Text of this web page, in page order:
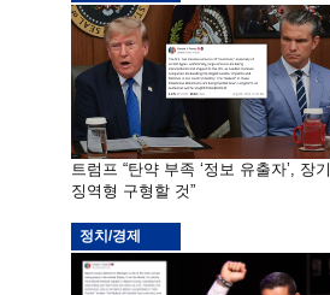
트럼프 “탄약 부족 ‘정보 유출자’, 장기
징역형 구형할 것”
정치/경제